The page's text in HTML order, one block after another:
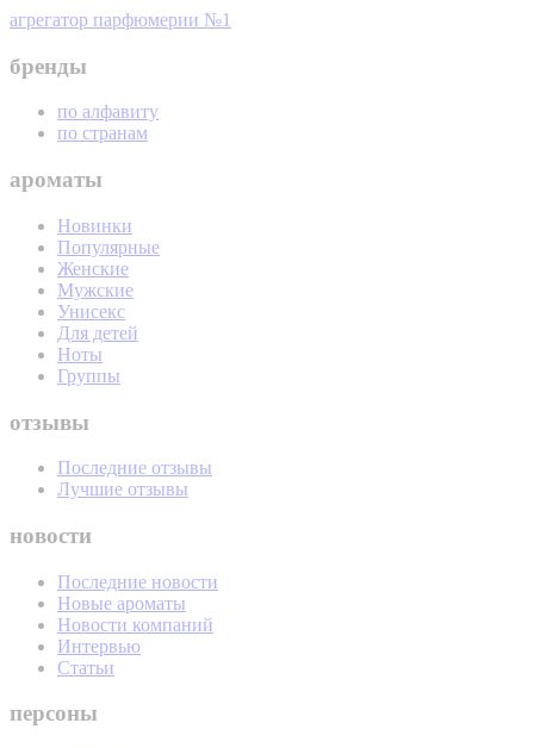
агрегатор парфюмерии №1
бренды
по алфавиту
по странам
ароматы
Новинки
Популярные
Женские
Мужские
Унисекс
Для детей
Ноты
Группы
отзывы
Последние отзывы
Лучшие отзывы
новости
Последние новости
Новые ароматы
Новости компаний
Интервью
Статьи
персоны